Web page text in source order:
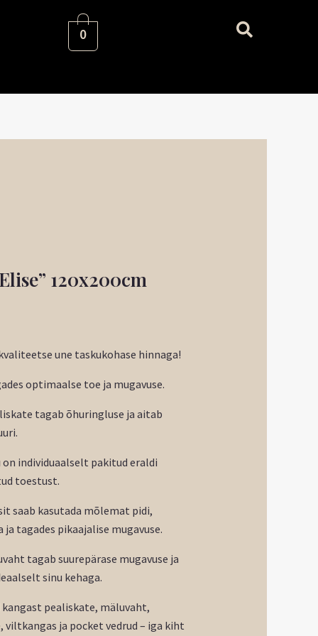
0
120x200cm
une taskukohase hinnaga!
optimaalse toe ja mugavuse.
tagab õhuringluse ja aitab
on individuaalselt pakitud eraldi
toestust.
saab kasutada mõlemat pidi,
tagades pikaajalise mugavuse.
tagab suurepärase mugavuse ja
sinu kehaga.
pealiskate, mäluvaht,
ja pocket vedrud – iga kiht